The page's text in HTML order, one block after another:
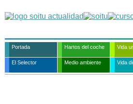
Portada Hartos del coche Vida
El Selector Medio ambiente Vida